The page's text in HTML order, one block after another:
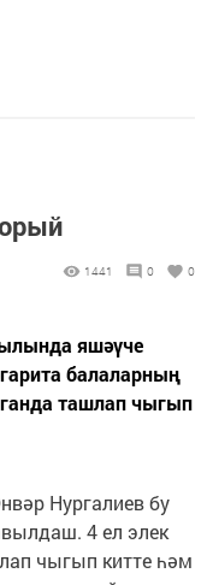
1441 0 0
яшәүче
балаларның
ташлап чыгып
Нургалиев бу
4 ел элек
чыгып китте һәм